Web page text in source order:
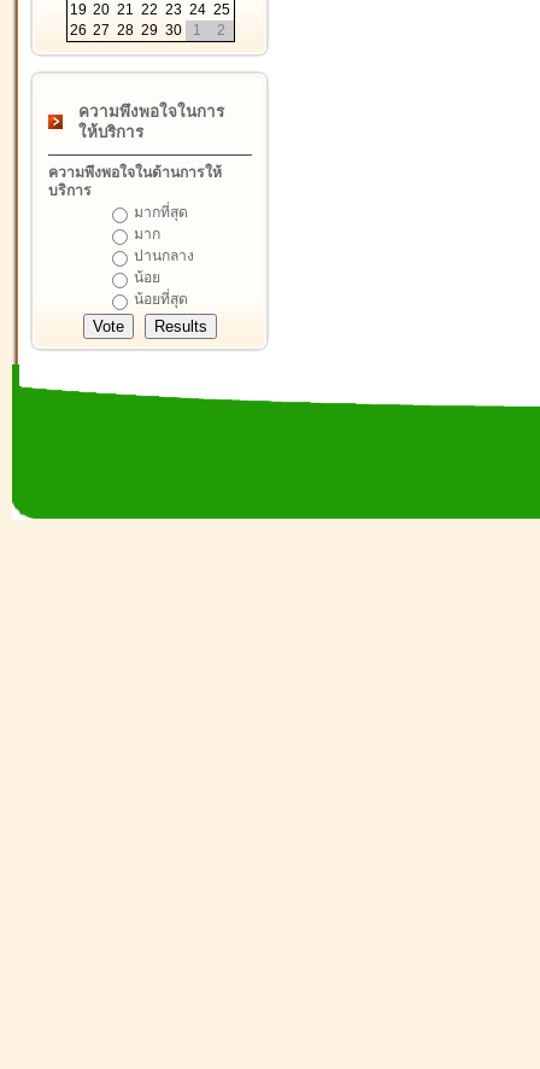
19 20 21 22 23 24 25
26 27 28 29 30 1 2
ความพึงพอใจในการ
ให้บริการ
ความพึงพอใจในด้านการให้
บริการ
มากที่สุด
มาก
ปานกลาง
น้อย
น้อยที่สุด